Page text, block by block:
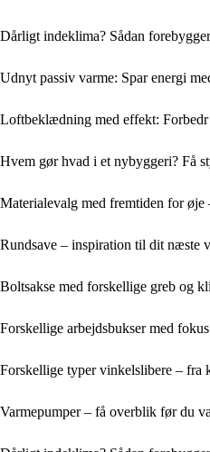
Dårligt indeklima? Sådan
Udnyt passiv varme: Spar energi
Loftbeklædning med effekt:
Hvem gør hvad i et nybyggeri? Få
Materialevalg med fremtiden for
Rundsave – inspiration til dit næste
Boltsakse med forskellige greb og
Forskellige arbejdsbukser med
Forskellige typer vinkelslibere – fra
Varmepumper – få overblik før du